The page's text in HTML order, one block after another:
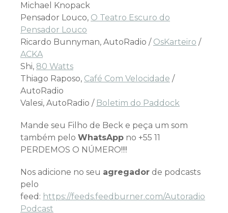
Michael Knopack
Pensador Louco, O Teatro Escuro do
Pensador Louco
Ricardo Bunnyman, AutoRadio / OsKarteiro /
ACKA
Shi, 80 Watts
Thiago Raposo, Café Com Velocidade /
AutoRadio
Valesi, AutoRadio / Boletim do Paddock
Mande seu Filho de Beck e peça um som
também pelo WhatsApp no +55 11
PERDEMOS O NÚMERO!!!!
Nos adicione no seu agregador de podcasts
pelo
feed: https://feeds.feedburner.com/Autoradio
Podcast